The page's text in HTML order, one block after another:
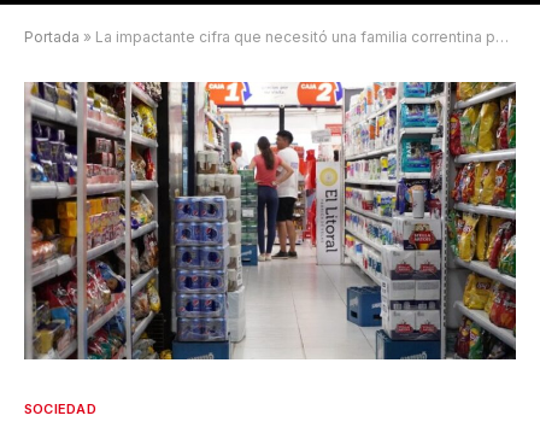
Portada » La impactante cifra que necesitó una familia correntina para no ser pobre en abril
SOCIEDAD